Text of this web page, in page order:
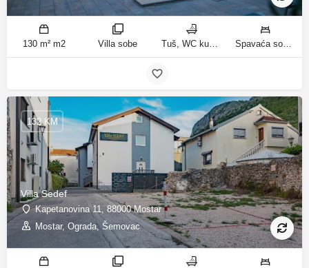
130 m² m2 Villa sobe Tuš, WC kupatila Spavaća soba 1: 1 bračni krevet | Spavaća soba 2: 2 kreveta za jednu osobu | Spavaća soba 3: 1 bračni krevet | Spavaća soba 4: 2 kreveta za jednu osobu | Dnevni boravak: 1 kauč na razvlačenje ležaja
Villa Sedef
Kapetanovina 11, 88000 Mostar
Mostar, Ograda, Šemovac
132 KM